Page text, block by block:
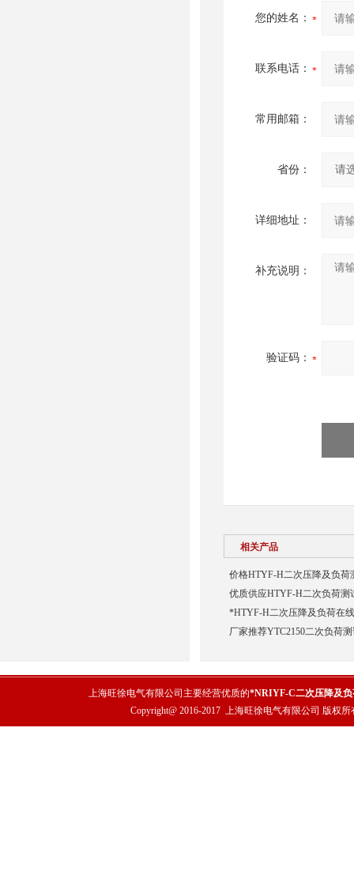
您的姓名：
联系电话：
常用邮箱：
省份：
详细地址：
补充说明：
验证码：
相关产品
价格HTYF-H二次压降及负荷
优质供应HTYF-H二次负荷测
*HTYF-H二次压降及负荷在
厂家推荐YTC2150二次负荷
上海旺徐电气有限公司主要经营优质的*NRIYF-C二次压降及负
Copyright@ 2016-2017 上海旺徐电气有限公司 版权